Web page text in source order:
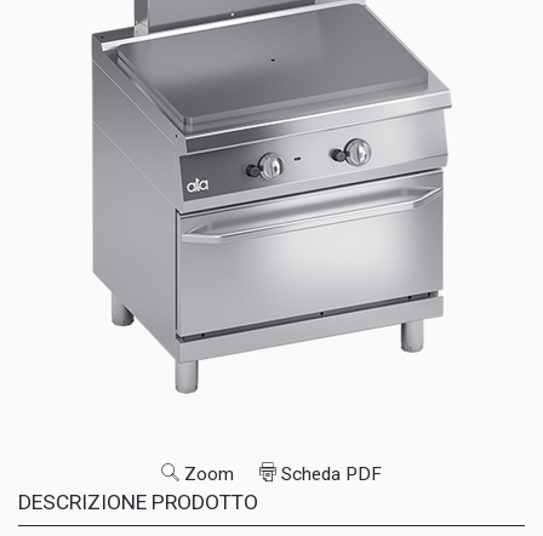
Zoom Scheda PDF
DESCRIZIONE PRODOTTO